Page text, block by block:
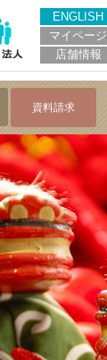
ENGLISH
マイページ
店舗情報
資料請求